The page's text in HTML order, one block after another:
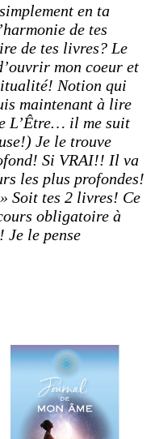
en ta
de tes
de tes livres? Le
mon coeur et
Notion qui
maintenant à lire
L’Être… il me suit
Je le trouve
Si VRAI!! Il va
les plus profondes!
Soit tes 2 livres! Ce
obligatoire à
Je le pense